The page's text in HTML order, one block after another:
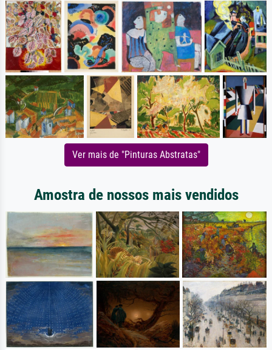
Ver mais de "Pinturas Abstratas"
Amostra de nossos mais vendidos